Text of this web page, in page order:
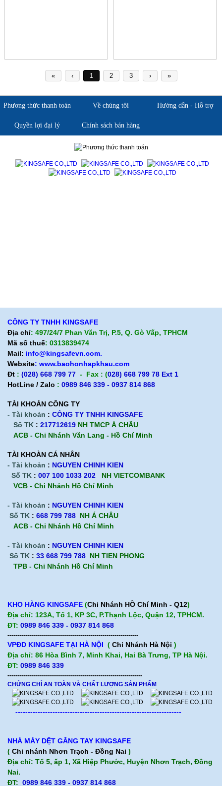
« ‹ 1 2 3 › »
Phương thức thanh toán Về chúng tôi Hướng dẫn - Hỗ trợ
Quyền lợi đại lý Chính sách bán hàng
CÔNG TY TNHH KINGSAFE
Địa chỉ: 497/24/7 Phan Văn Trị, P.5, Q. Gò Vấp, TPHCM
Mã số thuế: 0313839474
Mail: info@kingsafevn.com.
Website: www.baohonhapkhau.com
Đt : (028) 668 799 77 - Fax : (028) 668 799 78 Ext 1
HotLine / Zalo : 0989 846 339 - 0937 814 868
TÀI KHOẢN CÔNG TY
- Tài khoản : CÔNG TY TNHH KINGSAFE
Số TK : 217712619 NH TMCP Á CHÂU
ACB - Chi Nhánh Văn Lang - Hồ Chí Minh
TÀI KHOÀN CÁ NHÂN
- Tài khoản : NGUYEN CHINH KIEN
Số TK : 007 100 1033 202
NH VIETCOMBANK
VCB - Chi Nhánh Hồ Chí Minh
- Tài khoản : NGUYEN CHINH KIEN
Số TK : 668 799 788 NH Á CHÂU
ACB - Chi Nhánh Hồ Chí Minh
- Tài khoản : NGUYEN CHINH KIEN
Số TK : 33 668 799 788 NH TIEN PHONG
TPB - Chi Nhánh Hồ Chí Minh
KHO HÀNG KINGSAFE (Chi Nhánh HỒ Chí Minh - Q12)
Địa chỉ: 123A, Tổ 1, KP 3C, P.Thạnh Lộc, Quận 12, TPHCM.
ĐT: 0989 846 339 - 0937 814 868
------------------------------------------------------------------
VPĐD KINGSAFE TẠI HÀ NỘI ( Chi Nhánh Hà Nội )
Địa chỉ: 86 Hòa Bình 7, Minh Khai, Hai Bà Trưng, TP Hà Nội.
ĐT: 0989 846 339
--------------------------------------------------------------------
CHỨNG CHỈ AN TOÀN VÀ CHẤT LƯỢNG SẢN PHẨM
-------------------------------------------------------------------
NHÀ MÁY DỆT GĂNG TAY KINGSAFE
( Chi nhánh Nhơn Trạch - Đồng Nai )
Địa chỉ: Tổ 5, ấp 1, Xã Hiệp Phước, Huyện Nhơn Trạch, Đồng
Nai.
ĐT: 0989 846 339 - 0937 814 868